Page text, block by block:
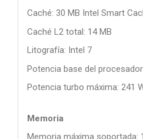
Caché: 30 MB Intel Smart
Caché L2 total: 14 MB
Litografía: Intel 7
Potencia base del
Potencia turbo máxima: 241
Memoria
Memoria máxima soportada: